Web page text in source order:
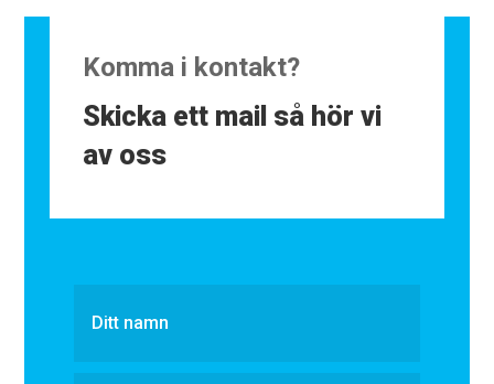
Komma i kontakt?
Skicka ett mail så hör vi
av oss